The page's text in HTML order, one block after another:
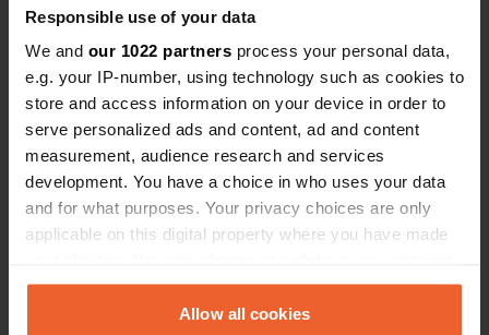
Responsible use of your data
We and our 1022 partners process your personal data,
e.g. your IP-number, using technology such as cookies to
store and access information on your device in order to
serve personalized ads and content, ad and content
measurement, audience research and services
development. You have a choice in who uses your data
and for what purposes. Your privacy choices are only
applicable on this digital property where you have made
any time from the Cookie Declaration or by clicking on
the Privacy trigger icon.Allow all cookies
Contact
Locatie
08294, el Bruc, Spanje Kopiëren
Coördinaten
41° 34' 45" N 1° 47' 60" E
41.57929 1.79993